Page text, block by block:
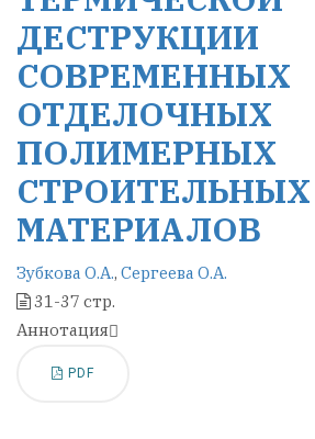
ДЕСТРУКЦИИ
СОВРЕМЕННЫХ
ОТДЕЛОЧНЫХ
ПОЛИМЕРНЫХ
СТРОИТЕЛЬНЫХ
МАТЕРИАЛОВ
Зубкова О.А., Сергеева О.А.
31-37 стр.
Аннотация
PDF